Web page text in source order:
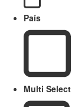
País
Multi Select